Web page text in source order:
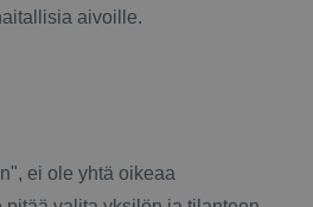
aivoille.
ei ole yhtä oikeaa